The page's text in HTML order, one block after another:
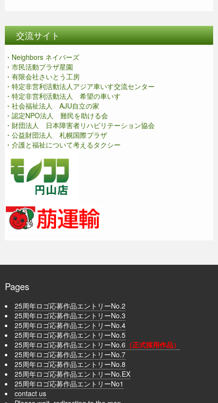
交流サイト
・Neighbors ネイバーズ
・市民活動プラザ星園
・有限会社さいとう工房
・特定非営利活動法人アジア車いす交流センター
・特定非営利活動法人 希望の車いす
・社会福祉法人 AJU自立の家
・認定NPO法人 難民を助ける会
・財団法人 日本障害者リハビリテーション協会
・公益財団法人 札幌国際プラザ
・介護と福祉について考えるタクシー
Pages
25周年ロゴ応募作品エントリーNo.2
25周年ロゴ応募作品エントリーNo.3
25周年ロゴ応募作品エントリーNo.4
25周年ロゴ応募作品エントリーNo.5
25周年ロゴ応募作品エントリーNo.6 （正式採用作品）
25周年ロゴ応募作品エントリーNo.7
25周年ロゴ応募作品エントリーNo.8
25周年ロゴ応募作品エントリーNo.EX
25周年ロゴ応募作品エントリーNo1
contact us